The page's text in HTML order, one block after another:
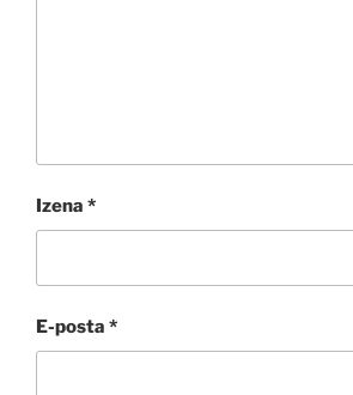
Izena *
E-posta *